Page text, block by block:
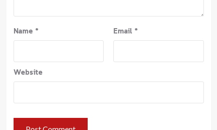
Name * Email *
Website